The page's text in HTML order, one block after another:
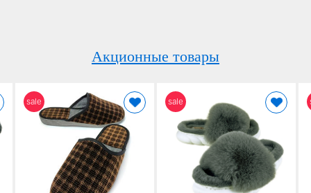
Акционные товары
sale sale